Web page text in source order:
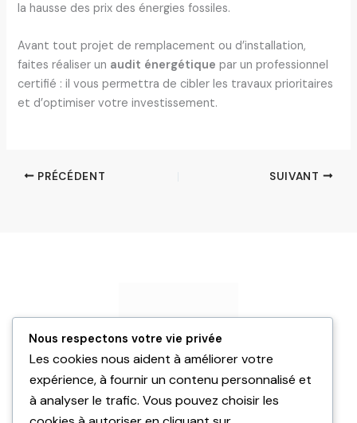
la hausse des prix des énergies fossiles.
Avant tout projet de remplacement ou d’installation,
faites réaliser un audit énergétique par un professionnel
certifié : il vous permettra de cibler les travaux prioritaires
et d’optimiser votre investissement.
PRÉCÉDENT SUIVANT
Expertises
Nous respectons votre vie privée
Les cookies nous aident à améliorer votre
expérience, à fournir un contenu personnalisé et
à analyser le trafic. Vous pouvez choisir les